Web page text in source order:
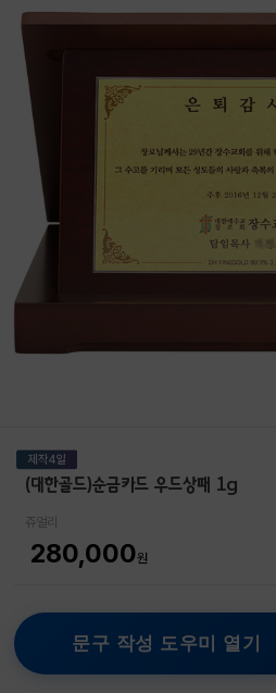
(대한골드)순금카드 우드상패 1g
쥬얼리
280,000원
문구 작성 도우미 열기